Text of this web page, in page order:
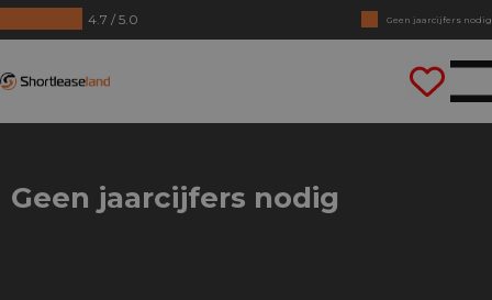
4.7 / 5.0
Geen jaarcijfers nodig
Direct rijden
Geen jaarcijfers nodig